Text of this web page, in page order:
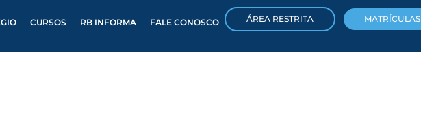
CURSOS RB INFORMA FALE CONOSCO ÁREA RESTRITA MATRÍCULAS